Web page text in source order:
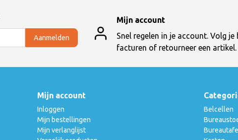
Aanmelden
Mijn account
Snel regelen in je account. Volg
facturen of retourneer een artikel.
Mijn account
Inloggen
Mijn bestellingen
Mijn verlanglijst
Belcellen